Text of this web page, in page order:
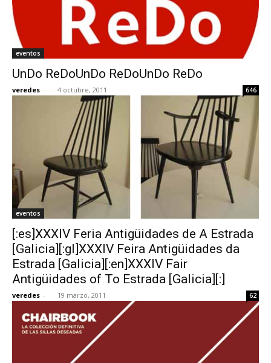
eventos
UnDo ReDoUnDo ReDoUnDo ReDo
veredes - 4 octubre, 2011 646
eventos
[:es]XXXIV Feria Antigüidades de A Estrada
[Galicia][:gl]XXXIV Feira Antigüidades da
Estrada [Galicia][:en]XXXIV Fair
Antigüidades of To Estrada [Galicia][:]
veredes - 19 marzo, 2011 62